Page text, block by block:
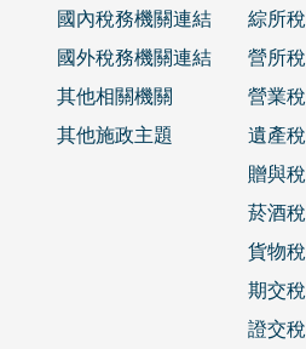
國內稅務機關連結
國外稅務機關連結
其他相關機關
其他施政主題
綜所稅
營所稅
營業稅
遺產稅
贈與稅
菸酒稅
貨物稅
期交稅
證交稅